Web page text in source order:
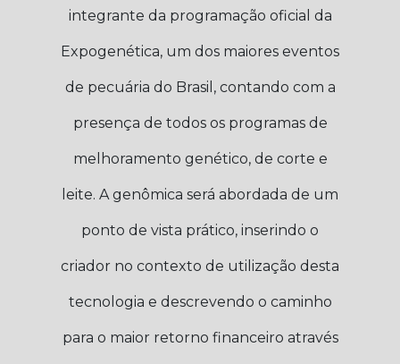
integrante da programação oficial da
Expogenética, um dos maiores eventos
de pecuária do Brasil, contando com a
presença de todos os programas de
melhoramento genético, de corte e
leite. A genômica será abordada de um
ponto de vista prático, inserindo o
criador no contexto de utilização desta
tecnologia e descrevendo o caminho
para o maior retorno financeiro através